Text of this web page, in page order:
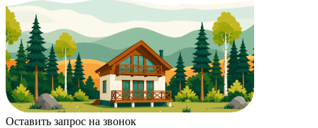
Оставить запрос на звонок